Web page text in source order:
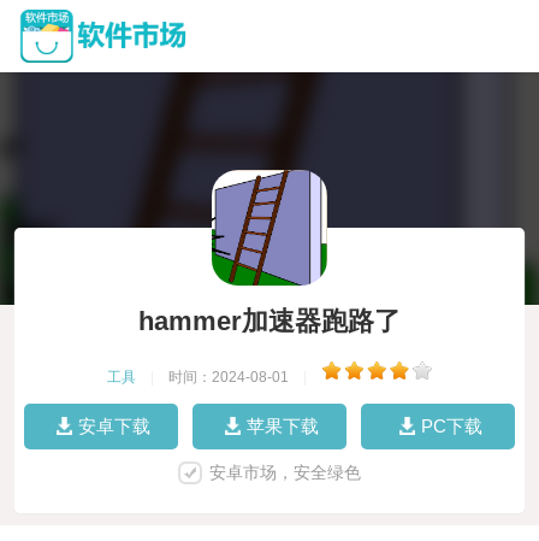
hammer加速器跑路了
工具 时间：2024-08-01
安卓下载 苹果下载 PC下载
安卓市场，安全绿色